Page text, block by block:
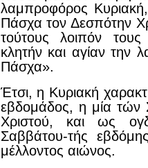
λαμπροφόρος
Πάσχα τον Δεσπότην
τούτους λοιπόν
κλητήν και αγίαν την
Πάσχα».
Έτσι, η Κυριακή
εβδομάδος, η μία τών
Χριστού, και ως
Σαββάτου-τής
μέλλοντος αιώνος.